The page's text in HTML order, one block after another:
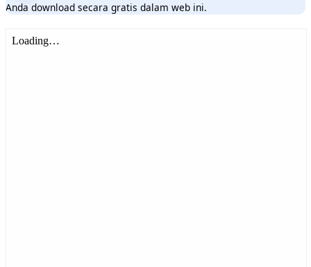
Anda download secara gratis dalam web ini.